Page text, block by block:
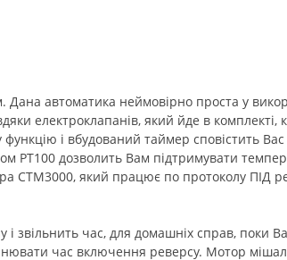
автоматика неймовірно проста у
електроклапанів, який йде в комплекті,
і вбудований таймер сповістить
РТ100 дозволить Вам підтримувати
СТМ3000, який працює по протоколу ПІД
звільнить час, для домашніх справ, поки
час включення реверсу. Мотор